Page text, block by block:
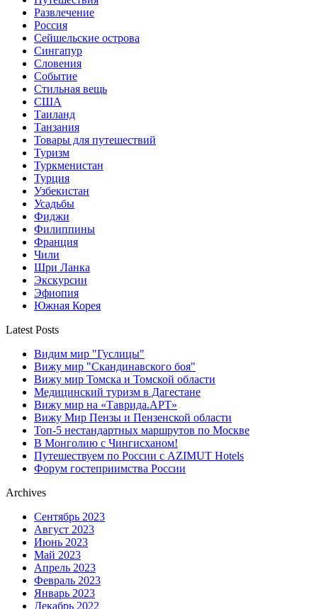
Развлечение
Россия
Сейшельские острова
Сингапур
Словения
Событие
Стильная вещь
США
Таиланд
Танзания
Товары для путешествий
Туризм
Туркменистан
Турция
Узбекистан
Усадьбы
Фиджи
Филиппины
Франция
Чили
Шри Ланка
Экскурсии
Эфиопия
Южная Корея
Latest Posts
Видим мир "Гуслицы"
Вижу мир "Скандинавского боя"
Вижу мир Томска и Томской области
Медицинский туризм в Дагестане
Вижу мир на «Таврида.АРТ»
Вижу Мир Пензы и Пензенской области
Топ-5 нестандартных маршрутов по Москве
В Монголию с Чингисханом!
Путешествуем по России с AZIMUT Hotels
Форум гостеприимства России
Archives
Сентябрь 2023
Август 2023
Июнь 2023
Май 2023
Апрель 2023
Февраль 2023
Январь 2023
Декабрь 2022